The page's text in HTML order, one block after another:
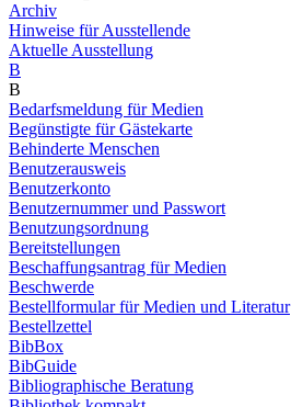
Archiv
Hinweise für Ausstellende
Aktuelle Ausstellung
B
B
Bedarfsmeldung für Medien
Begünstigte für Gästekarte
Behinderte Menschen
Benutzerausweis
Benutzerkonto
Benutzernummer und Passwort
Benutzungsordnung
Bereitstellungen
Beschaffungsantrag für Medien
Beschwerde
Bestellformular für Medien und Literatur
Bestellzettel
BibBox
BibGuide
Bibliographische Beratung